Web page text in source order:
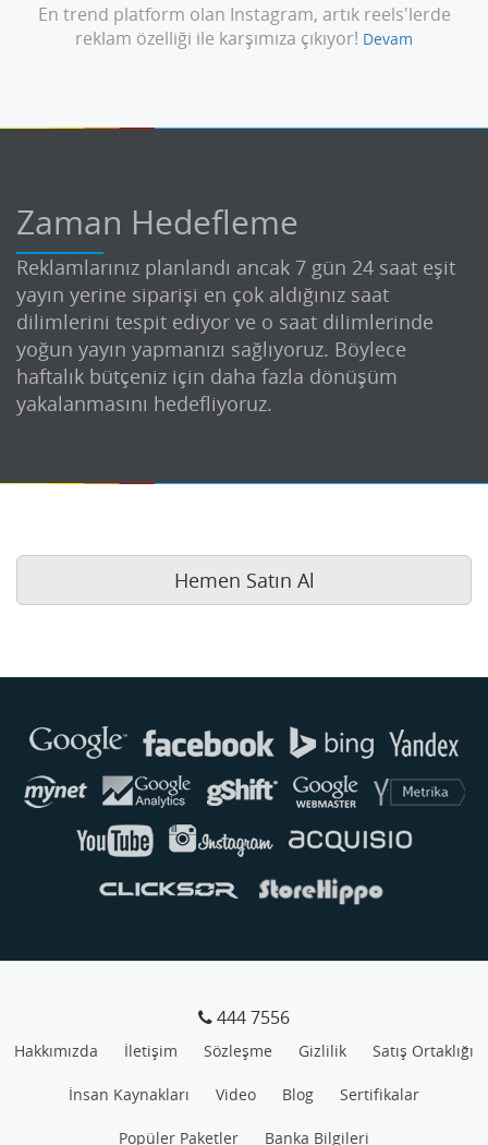
En trend platform olan Instagram, artık reels'lerde
reklam özelliği ile karşımıza çıkıyor! Devam
Zaman Hedefleme
Reklamlarınız planlandı ancak 7 gün 24 saat eşit
yayın yerine siparişi en çok aldığınız saat
dilimlerini tespit ediyor ve o saat dilimlerinde
yoğun yayın yapmanızı sağlıyoruz. Böylece
haftalık bütçeniz için daha fazla dönüşüm
yakalanmasını hedefliyoruz.
Hemen Satın Al
444 7556
Hakkımızda İletişim Sözleşme Gizlilik Satış Ortaklığı
İnsan Kaynakları Video Blog Sertifikalar
Popüler Paketler Banka Bilgileri
Buse